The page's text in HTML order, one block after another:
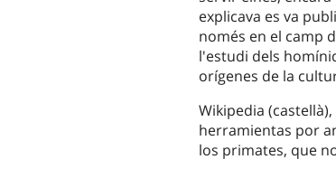
explicava es va
només en el camp
l'estudi dels
orígenes de la
Wikipedia
herramientas por
los primates, que